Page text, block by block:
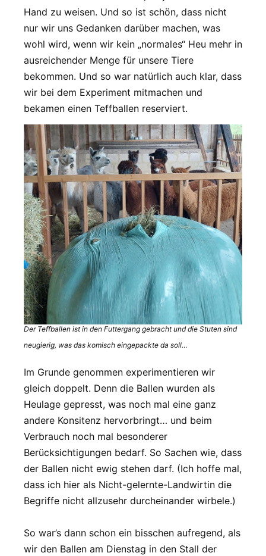
Hand zu weisen. Und so ist schön, dass nicht
nur wir uns Gedanken darüber machen, was
wohl wird, wenn wir kein „normales“ Heu mehr in
ausreichender Menge für unsere Tiere
bekommen. Und so war natürlich auch klar, dass
wir bei dem Experiment mitmachen und
bekamen einen Teffballen reserviert.
Der Teffballen ist in den Futtergang gebracht und die Stuten sind
neugierig, was das komisch eingepackte da soll…
Im Grunde genommen experimentieren wir
gleich doppelt. Denn die Ballen wurden als
Heulage gepresst, was noch mal eine ganz
andere Konsitenz hervorbringt… und beim
Verbrauch noch mal besonderer
Berücksichtigungen bedarf. So Sachen wie, dass
der Ballen nicht ewig stehen darf. (Ich hoffe mal,
dass ich hier als Nicht-gelernte-Landwirtin die
Begriffe nicht allzusehr durcheinander wirbele.)
So war’s dann schon ein bisschen aufregend, als
wir den Ballen am Dienstag in den Stall der